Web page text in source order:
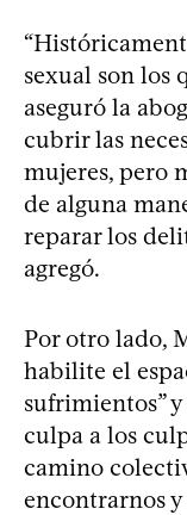
sexual son los
aseguró la
cubrir las
mujeres, pero
de alguna
reparar los
agregó.
Por otro lado,
habilite el
sufrimientos”
culpa a los
camino
encontrarnos